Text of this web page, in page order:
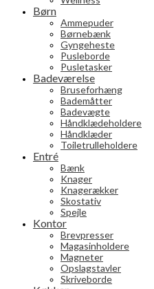
Børn
Ammepuder
Børnebænk
Gyngeheste
Pusleborde
Pusletasker
Badeværelse
Bruseforhæng
Bademåtter
Badevægte
Håndklædeholdere
Håndklæder
Toiletrulleholdere
Entré
Bænk
Knager
Knagerækker
Skostativ
Spejle
Kontor
Brevpresser
Magasinholdere
Magneter
Opslagstavler
Skriveborde